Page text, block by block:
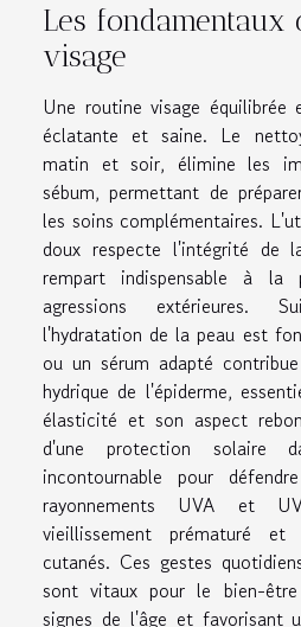
Les fondamentaux
visage
Une routine visage
éclatante et saine. Le
matin et soir, élimine les
sébum, permettant de
les soins complémentaires.
doux respecte l'intégrité de
rempart indispensable à la
agressions extérieures.
l'hydratation de la peau est
ou un sérum adapté
hydrique de l'épiderme,
élasticité et son aspect
d'une protection solaire
incontournable pour
rayonnements UVA et
vieillissement prématuré
cutanés. Ces gestes
sont vitaux pour le bien-
signes de l'âge et favorisant